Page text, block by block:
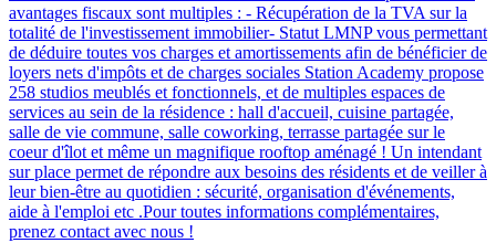
avantages fiscaux sont multiples : - Récupération de la TVA sur la
totalité de l'investissement immobilier- Statut LMNP vous permettant
de déduire toutes vos charges et amortissements afin de bénéficier de
loyers nets d'impôts et de charges sociales Station Academy propose
258 studios meublés et fonctionnels, et de multiples espaces de
services au sein de la résidence : hall d'accueil, cuisine partagée,
salle de vie commune, salle coworking, terrasse partagée sur le
coeur d'îlot et même un magnifique rooftop aménagé ! Un intendant
sur place permet de répondre aux besoins des résidents et de veiller à
leur bien-être au quotidien : sécurité, organisation d'événements,
aide à l'emploi etc .Pour toutes informations complémentaires,
prenez contact avec nous !